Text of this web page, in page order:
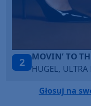
3
Głosuj na